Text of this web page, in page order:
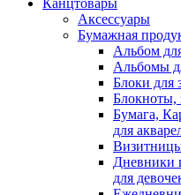
Канцтовары
Аксессуары
Бумажная
Альбом
Альбомы
Блоки для
Блокноты,
Бумага,
для
Дневники
для